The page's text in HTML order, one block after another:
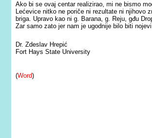
Ako bi se ovaj centar realizirao, mi ne bismo
Lećevice nitko ne poriče ni rezultate ni njihovo
briga. Upravo kao ni g. Barana, g. Reju, gđu
Zar samo zato jer nam je ugodnije bilo biti
Dr. Zdeslav Hrepić
Fort Hays State University
(Word)